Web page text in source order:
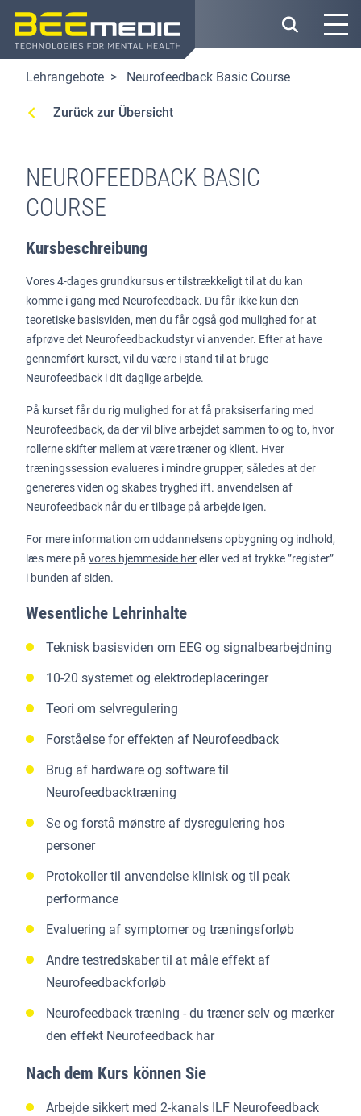
Direkt
zum
Inhalt
Lehrangebote
Neurofeedback Basic Course
Zurück zur Übersicht
NEUROFEEDBACK BASIC
COURSE
Kursbeschreibung
Vores 4-dages grundkursus er tilstrækkeligt til at du kan
komme i gang med Neurofeedback. Du får ikke kun den
teoretiske basisviden, men du får også god mulighed for at
afprøve det Neurofeedbackudstyr vi anvender. Efter at have
gennemført kurset, vil du være i stand til at bruge
Neurofeedback i dit daglige arbejde.
På kurset får du rig mulighed for at få praksiserfaring med
Neurofeedback, da der vil blive arbejdet sammen to og to, hvor
rollerne skifter mellem at være træner og klient. Hver
træningssession evalueres i mindre grupper, således at der
genereres viden og skabes tryghed ift. anvendelsen af
Neurofeedback når du er tilbage på arbejde igen.
For mere information om uddannelsens opbygning og indhold,
læs mere på vores hjemmeside hereller ved at trykke ”register”
i bunden af siden.
Wesentliche Lehrinhalte
Teknisk basisviden om EEG og signalbearbejdning
10-20 systemet og elektrodeplaceringer
Teori om selvregulering
Forståelse for effekten af Neurofeedback
Brug af hardware og software til
Neurofeedbacktræning
Se og forstå mønstre af dysregulering hos
personer
Protokoller til anvendelse klinisk og til peak
performance
Evaluering af symptomer og træningsforløb
Andre testredskaber til at måle effekt af
Neurofeedbackforløb
Neurofeedback træning - du træner selv og mærker
den effekt Neurofeedback har
Nach dem Kurs können Sie
Arbejde sikkert med 2-kanals ILF Neurofeedback